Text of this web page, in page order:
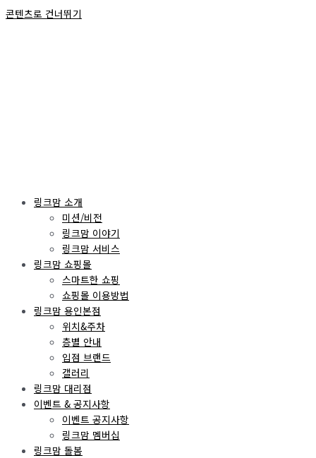
콘텐츠로 건너뛰기
링크맘 소개
미션/비전
링크맘 이야기
링크맘 서비스
링크맘 쇼핑몰
스마트한 쇼핑
쇼핑몰 이용방법
링크맘 용인본점
위치&주차
층별 안내
입점 브랜드
갤러리
링크맘 대리점
이벤트 & 공지사항
이벤트 공지사항
링크맘 멤버십
링크맘 돌봄